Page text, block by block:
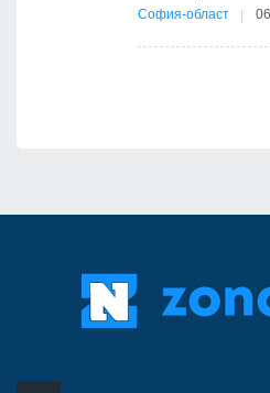
София-област